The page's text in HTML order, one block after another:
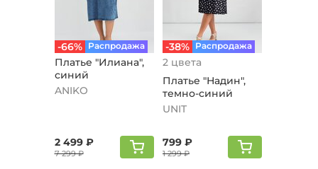
-66% Распродажа
Платье "Илиана",
синий
ANIKO
2 499 ₽
7 299 ₽
-38% Распродажа
2 цвета
Платье "Надин",
темно-синий
UNIT
799 ₽
1 299 ₽